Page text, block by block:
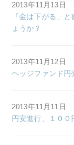
2013年11月13日
「金は下がる」
ょうか？
2013年11月12日
ヘッジファンド円
2013年11月11日
円安進行、１００